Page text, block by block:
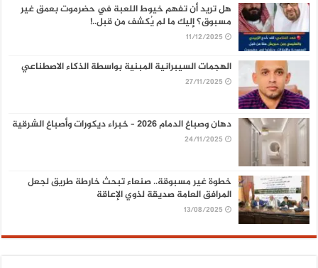
هل تريد أن تفهم خيوط اللعبة في حضرموت بعمق غير
مسبوق؟ إليك ما لم يُكشف من قبل..!
11/12/2025
الهجمات السيبرانية المبنية بواسطة الذكاء الاصطناعي
27/11/2025
دهان وصباغ الدمام 2026 – خبراء ديكورات وأصباغ الشرقية
24/11/2025
خطوة غير مسبوقة.. صنعاء تبحث خارطة طريق لجعل
المرافق العامة صديقة لذوي الإعاقة
13/08/2025